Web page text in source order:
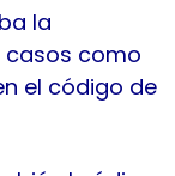
la
casos como
el código de